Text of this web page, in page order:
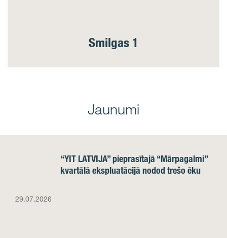
Smilgas 1
Jaunumi
29.07.2026
“YIT LATVIJA” pieprasītajā “Mārpagalmi”
kvartālā ekspluatācijā nodod trešo ēku